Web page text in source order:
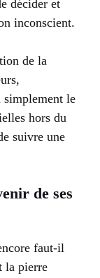
décider et
inconscient.
de la
simplement le
hors du
suivre une
de ses
faut-il
la pierre